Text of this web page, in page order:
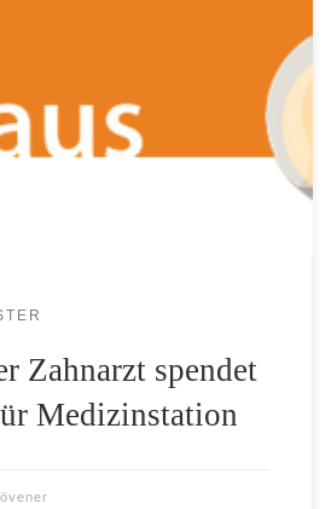
auf 4000 Euro aufgerundet. Diese
Vorsitzenden der Uganda-Hilfe
Ulrich Schmitz-Hövener, übergeben.
die Uganda-Hilfe und ihre Arbeit
Zahnarzt spendet
Medizinstation